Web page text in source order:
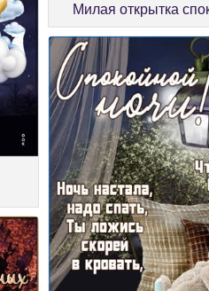
Милая открытка